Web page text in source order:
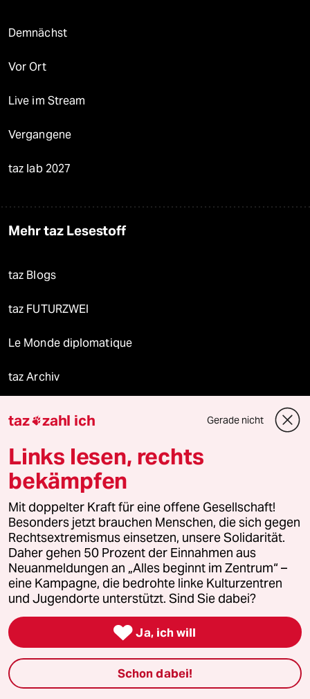
Demnächst
Vor Ort
Live im Stream
Vergangene
taz lab 2027
Mehr taz Lesestoff
taz Blogs
taz FUTURZWEI
Le Monde diplomatique
taz Archiv
Reisen
Kantine
Shop
Anzeigen
Fragen & Hilfe
Feedback
taz zahl ich Gerade nicht
Links lesen, rechts
bekämpfen
Mit doppelter Kraft für eine offene Gesellschaft!
Besonders jetzt brauchen Menschen, die sich gegen
Rechtsextremismus einsetzen, unsere Solidarität.
Daher gehen 50 Prozent der Einnahmen aus
Neuanmeldungen an „Alles beginnt im Zentrum“ –
eine Kampagne, die bedrohte linke Kulturzentren
und Jugendorte unterstützt. Sind Sie dabei?
 Ja, ich will
Schon dabei!